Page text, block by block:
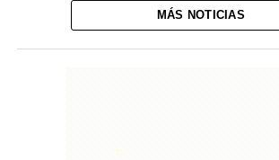
MÁS NOTICIAS